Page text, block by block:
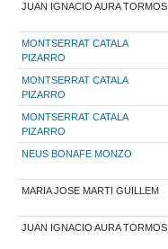
JUAN IGNACIO AURA TORMOS
MONTSERRAT CATALA
PIZARRO
MONTSERRAT CATALA
PIZARRO
MONTSERRAT CATALA
PIZARRO
NEUS BONAFE MONZO
MARIA JOSE MARTI GUILLEM
JUAN IGNACIO AURA TORMOS